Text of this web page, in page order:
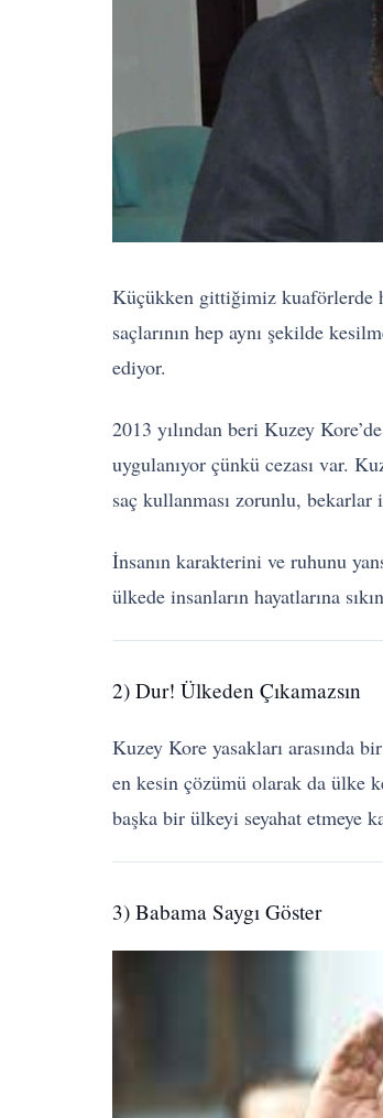
Küçükken gittiğimiz kuaförlerde
saçlarının hep aynı şekilde
ediyor.
2013 yılından beri Kuzey
uygulanıyor çünkü cezası var.
saç kullanması zorunlu,
İnsanın karakterini ve ruhunu
ülkede insanların hayatlarına
2) Dur! Ülkeden Çıkamazsın
Kuzey Kore yasakları arasında
en kesin çözümü olarak da ülke
başka bir ülkeyi seyahat etmeye
3) Babama Saygı Göster